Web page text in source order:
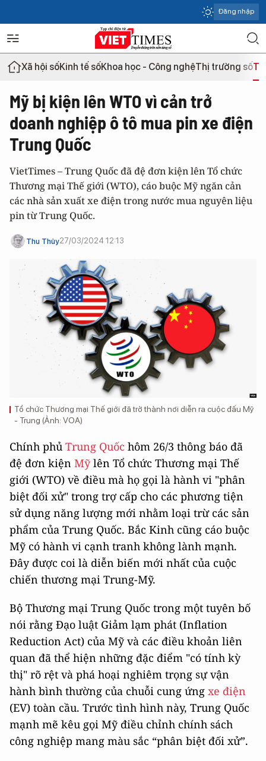
Đăng nhập
Xã hội sốKinh tế sốKhoa học - Công nghệThị trường số
Mỹ bị kiện lên WTO vì cản trở
doanh nghiệp ô tô mua pin xe điện
Trung Quốc
VietTimes – Trung Quốc đã đệ đơn kiện lên Tổ chức
Thương mại Thế giới (WTO), cáo buộc Mỹ ngăn cản
các nhà sản xuất xe điện trong nước mua nguyên liệu
pin từ Trung Quốc.
Thu Thủy27/03/2024 12:13
Tổ chức Thương mại Thế giới đã trở thành nơi diễn ra cuộc đấu Mỹ
- Trung (Ảnh: VOA)
Chính phủ Trung Quốc hôm 26/3 thông báo đã
đệ đơn kiện Mỹ lên Tổ chức Thương mại Thế
giới (WTO) về điều mà họ gọi là hành vi "phân
biệt đối xử" trong trợ cấp cho các phương tiện
sử dụng năng lượng mới nhằm loại trừ các sản
phẩm của Trung Quốc. Bắc Kinh cũng cáo buộc
Mỹ có hành vi cạnh tranh không lành mạnh.
Đây được coi là diễn biến mới nhất của cuộc
chiến thương mại Trung-Mỹ.
Bộ Thương mại Trung Quốc trong một tuyên bố
nói rằng Đạo luật Giảm lạm phát (Inflation
Reduction Act) của Mỹ và các điều khoản liên
quan đã thể hiện những đặc điểm "có tính kỳ
thị" rõ rệt và phá hoại nghiêm trọng sự vận
hành bình thường của chuỗi cung ứng xe điện
(EV) toàn cầu. Trước tình hình này, Trung Quốc
mạnh mẽ kêu gọi Mỹ điều chỉnh chính sách
công nghiệp mang màu sắc “phân biệt đối xử”.